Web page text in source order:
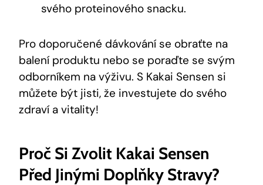
svého⁢ proteinového‌ snacku.
Pro doporučené dávkování se obraťte na
⁢balení‍ produktu⁤ nebo se poraďte se svým
odborníkem na výživu. ​S Kakai Sensen​ si
můžete být jisti,⁤ že investujete do svého
zdraví a vitality!
Proč Si Zvolit Kakai Sensen
Před Jinými Doplňky Stravy?